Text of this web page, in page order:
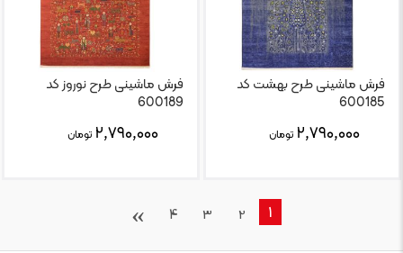
فرش ماشینی طرح بهشت کد
600185
۲,۷۹۰,۰۰۰ تومان
فرش ماشینی طرح نوروز کد
600189
۲,۷۹۰,۰۰۰ تومان
1
2
3
4